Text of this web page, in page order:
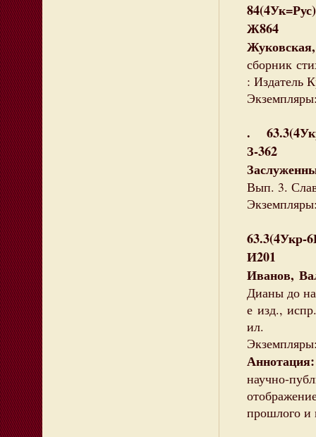
Ж864
сборник
: Издатель
.
З-362
Вып. 3.
63.3(4Укр-
И201
Иванов,
Дианы до
е изд.,
ил.
Аннотация:
научно-
прошлого и